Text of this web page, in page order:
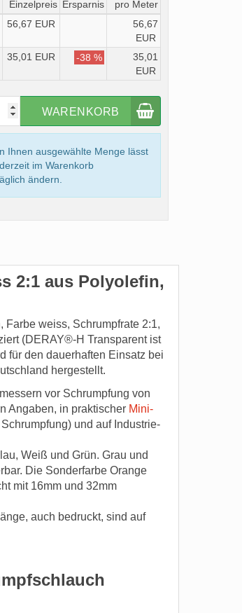
Einzelpreis Ersparnis
pro Meter
56,67 EUR
56,67
EUR
35,01 EUR -38 %
35,01
EUR
WARENKORB
Ihnen ausgewählte Menge lässt
im Warenkorb
ändern.
2:1 aus Polyolefin,
weiss, Schrumpfrate 2:1,
(DERAY®-H Transparent ist
für den dauerhaften Einsatz bei
hergestellt.
vor Schrumpfung von
Angaben, in praktischer Mini-
und auf Industrie-
Weiß und Grün. Grau und
Die Sonderfarbe Orange
mit 16mm und 32mm
auch bedruckt, sind auf